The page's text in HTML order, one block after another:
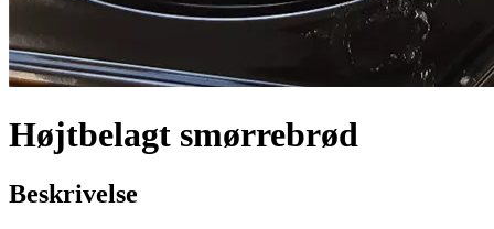
Højtbelagt smørrebrød
Beskrivelse